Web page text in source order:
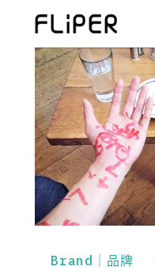
Brand｜品牌